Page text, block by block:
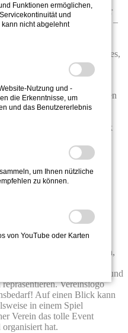
Qualität, 1A-Service und vor
auch aussehen mag –
ganz nach Ihren
ausgefallen, wir von 1A
gilt auch für Namenspatches,
Co.: Mit unseren
Merchandisingartikel erhöhen
Mitglieder, Sie können so
den Verein erzielen. Bei
gerne auch als Geschenk
für die
für alle Vereine
Schützenverein,
Sie haben ein
Aufnäher, um den Verein und
Vereinslogo
Auf einen Blick kann
in einem Spiel
Verein das tolle Event
organisiert hat.
Funktionen ermöglichen,
und
nicht abgelehnt
Nutzung und -
die Erkenntnisse, um
und das Benutzererlebnis
um Ihnen nützliche
zu können.
von YouTube oder Karten